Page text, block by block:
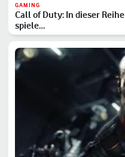
GAMING
Call of Duty: In dieser
spiele…